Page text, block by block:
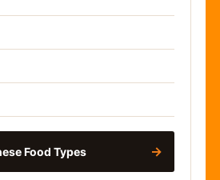
Food Types →